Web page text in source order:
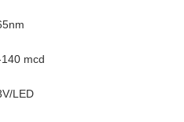
mcd
LED